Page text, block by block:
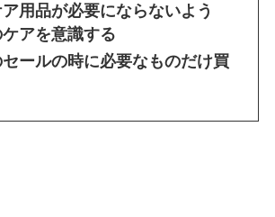
用品が必要にならないよう
アを意識する
ールの時に必要なものだけ買